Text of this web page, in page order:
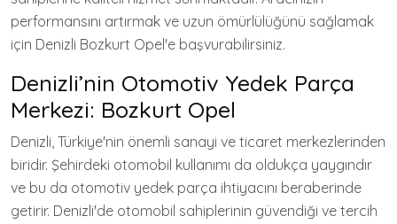
performansını artırmak ve uzun ömürlülüğünü sağlamak
için Denizli Bozkurt Opel'e başvurabilirsiniz.
Denizli’nin Otomotiv Yedek Parça
Merkezi: Bozkurt Opel
Denizli, Türkiye'nin önemli sanayi ve ticaret merkezlerinden
biridir. Şehirdeki otomobil kullanımı da oldukça yaygındır
ve bu da otomotiv yedek parça ihtiyacını beraberinde
getirir. Denizli'de otomobil sahiplerinin güvendiği ve tercih